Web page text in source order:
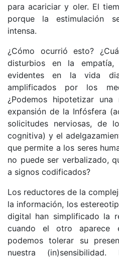
para acariciar y oler. El
porque la estimulación
intensa.
¿Cómo ocurrió esto?
disturbios en la
evidentes en la vida
amplificados por los
¿Podemos hipotetizar
expansión de la Infósfera
solicitudes nerviosas, de
cognitiva) y el
que permite a los seres
no puede ser verbalizado,
a signos codificados?
Los reductores de la
la información, los
digital han simplificado la
cuando el otro aparece
podemos tolerar su
nuestra